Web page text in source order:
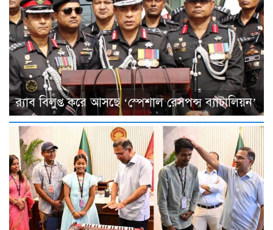
র‌্যাব বিলুপ্ত করে আসছে ‘স্পেশাল রেসপন্স ব্যাটালিয়ন’